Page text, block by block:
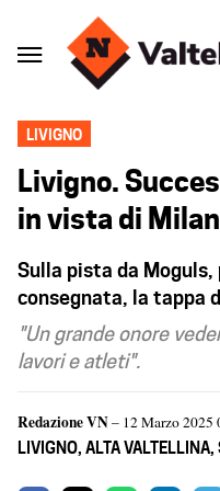
LIVIGNO
Livigno.
in vista di
Sulla pista da
consegnata, la tappa
"Un grande onore
lavori e atleti".
Redazione VN– 12 Marzo 2025
LIVIGNO, ALTA VALTELLINA,